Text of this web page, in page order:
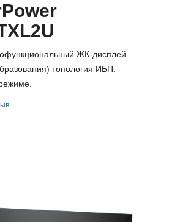
ЖК-дисплей.
топология ИБП.